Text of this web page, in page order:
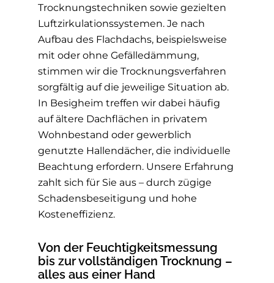
Trocknungstechniken sowie gezielten
Luftzirkulationssystemen. Je nach
Aufbau des Flachdachs, beispielsweise
mit oder ohne Gefälledämmung,
stimmen wir die Trocknungsverfahren
sorgfältig auf die jeweilige Situation ab.
In Besigheim treffen wir dabei häufig
auf ältere Dachflächen in privatem
Wohnbestand oder gewerblich
genutzte Hallendächer, die individuelle
Beachtung erfordern. Unsere Erfahrung
zahlt sich für Sie aus – durch zügige
Schadensbeseitigung und hohe
Kosteneffizienz.
Von der Feuchtigkeitsmessung
bis zur vollständigen Trocknung –
alles aus einer Hand